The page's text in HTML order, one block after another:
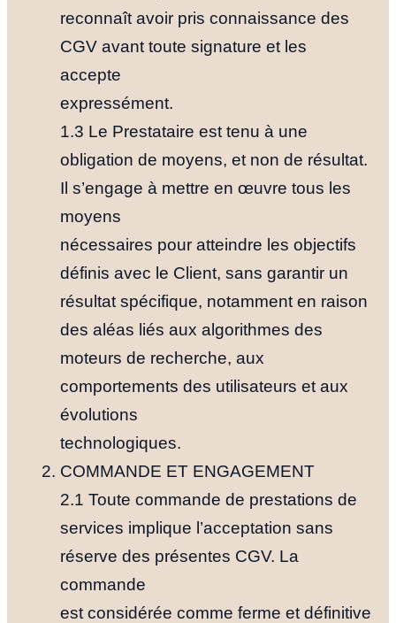
reconnaît avoir pris connaissance des
CGV avant toute signature et les
accepte
expressément.
1.3 Le Prestataire est tenu à une
obligation de moyens, et non de résultat.
Il s’engage à mettre en œuvre tous les
moyens
nécessaires pour atteindre les objectifs
définis avec le Client, sans garantir un
résultat spécifique, notamment en raison
des aléas liés aux algorithmes des
moteurs de recherche, aux
comportements des utilisateurs et aux
évolutions
technologiques.
COMMANDE ET ENGAGEMENT
2.1 Toute commande de prestations de
services implique l’acceptation sans
réserve des présentes CGV. La
commande
est considérée comme ferme et définitive